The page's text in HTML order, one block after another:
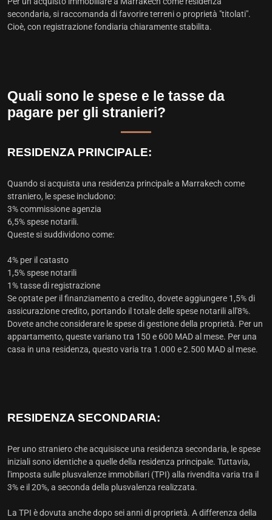
secondaria, si raccomanda di favorire terreni o proprietà "titolati".
Cioè, con registrazione fondiaria chiaramente stabilita.
Quali sono le spese e le tasse da
pagare per gli stranieri?
RESIDENZA PRINCIPALE:
Quando si acquista una residenza principale a Marrakech come
straniero, le spese includono:
3% commissione agenzia
6,5% spese notarili.
Queste si suddividono come:
4% per il catasto
1,5% spese notarili
1% tasse di registrazione
Se optate per il finanziamento a credito, dovete aggiungere 1,5% di
assicurazione credito, portando il totale delle spese notarili all'8%.
Dovete anche considerare le spese di gestione della proprietà. Per un
appartamento, queste variano tra 150 e 600 MAD al mese. Per una
casa in una residenza, questo varia tra 1.000 e 2.500 MAD al mese.
RESIDENZA SECONDARIA:
Per uno straniero che acquisisce una residenza secondaria, le spese
iniziali sono identiche a quelle della residenza principale. Tuttavia,
l'imposta sulle plusvalenze immobiliari (TPI) alla rivendita varia tra il
3% e il 20%, a seconda della plusvalenza realizzata.
La TPI è dovuta anche dopo sei anni di proprietà. A differenza della